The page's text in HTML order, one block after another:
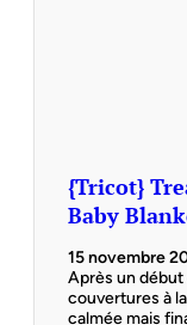
{Tricot}
Baby
15 novembre
Après un début
couvertures à
calmée mais